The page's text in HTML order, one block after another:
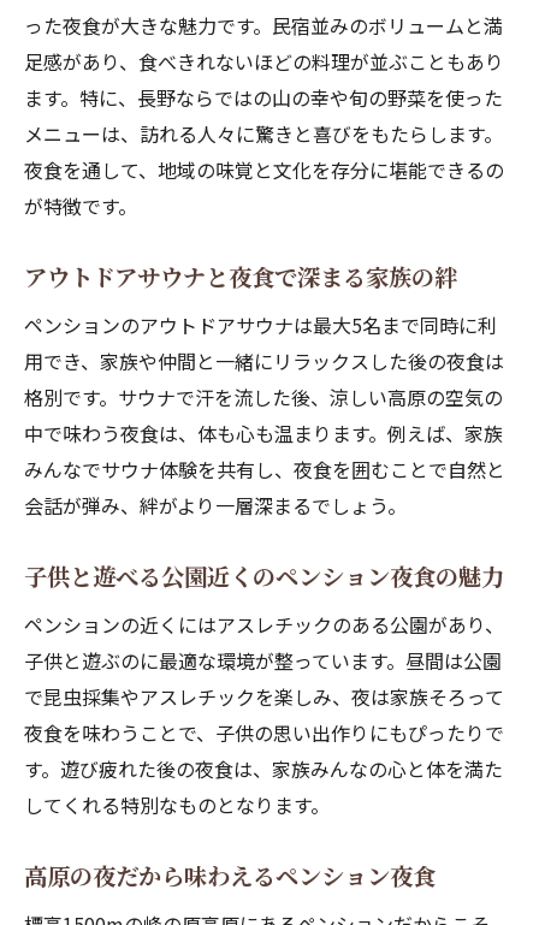
った夜食が大きな魅力です。民宿並みのボリュームと満
足感があり、食べきれないほどの料理が並ぶこともあり
ます。特に、長野ならではの山の幸や旬の野菜を使った
メニューは、訪れる人々に驚きと喜びをもたらします。
夜食を通して、地域の味覚と文化を存分に堪能できるの
が特徴です。
アウトドアサウナと夜食で深まる家族の絆
ペンションのアウトドアサウナは最大5名まで同時に利
用でき、家族や仲間と一緒にリラックスした後の夜食は
格別です。サウナで汗を流した後、涼しい高原の空気の
中で味わう夜食は、体も心も温まります。例えば、家族
みんなでサウナ体験を共有し、夜食を囲むことで自然と
会話が弾み、絆がより一層深まるでしょう。
子供と遊べる公園近くのペンション夜食の魅力
ペンションの近くにはアスレチックのある公園があり、
子供と遊ぶのに最適な環境が整っています。昼間は公園
で昆虫採集やアスレチックを楽しみ、夜は家族そろって
夜食を味わうことで、子供の思い出作りにもぴったりで
す。遊び疲れた後の夜食は、家族みんなの心と体を満た
してくれる特別なものとなります。
高原の夜だから味わえるペンション夜食